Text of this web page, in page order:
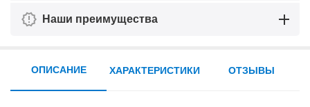
Наши преимущества
ОПИСАНИЕ ХАРАКТЕРИСТИКИ ОТЗЫВЫ